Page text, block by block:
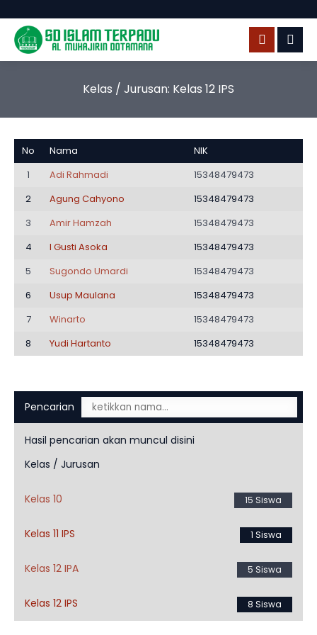
Kelas / Jurusan: Kelas 12 IPS
No Nama
NIK
1
Adi Rahmadi
15348479473
2
Agung Cahyono
15348479473
3
Amir Hamzah
15348479473
4
I Gusti Asoka
15348479473
5
Sugondo Umardi
15348479473
6
Usup Maulana
15348479473
7
Winarto
15348479473
8
Yudi Hartanto 15348479473
Pencarian
Hasil pencarian akan muncul disini
Kelas / Jurusan
Kelas 10 15 Siswa
Kelas 11 IPS 1 Siswa
Kelas 12 IPA 5 Siswa
Kelas 12 IPS 8 Siswa